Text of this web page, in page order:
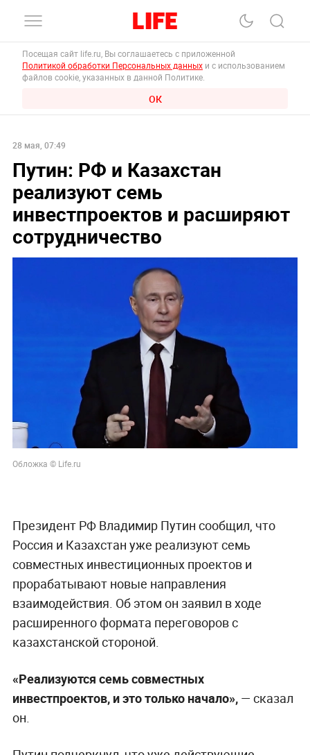
Посещая сайт life.ru, Вы соглашаетесь с приложенной
Политикой обработки Персональных данных и с использованием
файлов cookie, указанных в данной Политике.
ОК
28 мая, 07:49
Путин: РФ и Казахстан
реализуют семь
инвестпроектов и расширяют
сотрудничество
Обложка © Life.ru
Президент РФ Владимир Путин сообщил, что
Россия и Казахстан уже реализуют семь
совместных инвестиционных проектов и
прорабатывают новые направления
взаимодействия. Об этом он заявил в ходе
расширенного формата переговоров с
казахстанской стороной.
«Реализуются семь совместных
инвестпроектов, и это только начало»,— сказал
он.